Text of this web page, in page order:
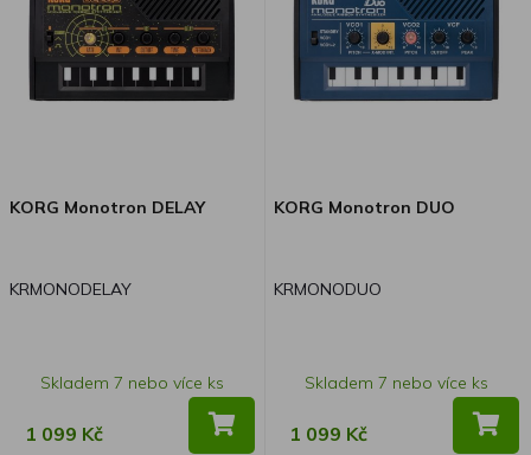
KORG Monotron DELAY
KRMONODELAY
Skladem 7 nebo více ks
1 099 Kč
KORG Monotron DUO
KRMONODUO
Skladem 7 nebo více ks
1 099 Kč